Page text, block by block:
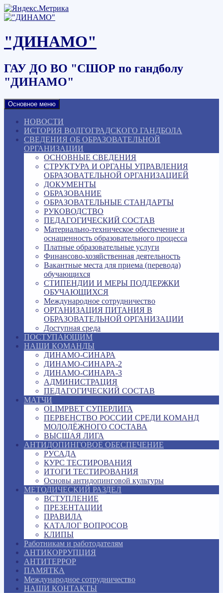
Наверх
"ДИНАМО"
ГАУ ДО ВО "СШОР по гандболу
"ДИНАМО"
Основное меню
НОВОСТИ
ИСТОРИЯ ВОЛГОГРАДСКОГО ГАНДБОЛА
СВЕДЕНИЯ ОБ ОБРАЗОВАТЕЛЬНОЙ
ОРГАНИЗАЦИИ
ОСНОВНЫЕ СВЕДЕНИЯ
СТРУКТУРА И ОРГАНЫ УПРАВЛЕНИЯ
ОБРАЗОВАТЕЛЬНОЙ ОРГАНИЗАЦИЕЙ
ДОКУМЕНТЫ
ОБРАЗОВАНИЕ
ОБРАЗОВАТЕЛЬНЫЕ СТАНДАРТЫ
РУКОВОДСТВО
ПЕДАГОГИЧЕСКИЙ СОСТАВ
Материально-техническое обеспечение и
оснащенность образовательного процесса
Платные образовательные услуги
Финансово-хозяйственная деятельность
Вакантные места для приема (перевода)
обучающихся
СТИПЕНДИИ И МЕРЫ ПОДДЕРЖКИ
ОБУЧАЮЩИХСЯ
Международное сотрудничество
ОРГАНИЗАЦИЯ ПИТАНИЯ В
ОБРАЗОВАТЕЛЬНОЙ ОРГАНИЗАЦИИ
Доступная среда
ПОСТУПАЮЩИМ
НАШИ КОМАНДЫ
ДИНАМО-СИНАРА
ДИНАМО-СИНАРА-2
ДИНАМО-СИНАРА-3
АДМИНИСТРАЦИЯ
ПЕДАГОГИЧЕСКИЙ СОСТАВ
МАТЧИ
OLIMPBET СУПЕРЛИГА
ПЕРВЕНСТВО РОССИИ СРЕДИ КОМАНД
МОЛОДЁЖНОГО СОСТАВА
ВЫСШАЯ ЛИГА
АНТИДОПИНГОВОЕ ОБЕСПЕЧЕНИЕ
РУСАДА
КУРС ТЕСТИРОВАНИЯ
ИТОГИ ТЕСТИРОВАНИЯ
Основы антидопинговой культуры
МЕТОДИЧЕСКИЙ РАЗДЕЛ
ВСТУПЛЕНИЕ
ПРЕЗЕНТАЦИИ
ПРАВИЛА
КАТАЛОГ ВОПРОСОВ
КЛИПЫ
Работникам и работодателям
АНТИКОРРУПЦИЯ
АНТИТЕРРОР
ПАМЯТКА
Международное сотрудничество
НАШИ КОНТАКТЫ